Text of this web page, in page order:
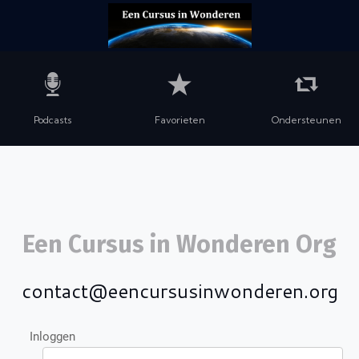
Podcasts Favorieten Ondersteunen
Een Cursus in Wonderen Org
contact@eencursusinwonderen.org
Inloggen